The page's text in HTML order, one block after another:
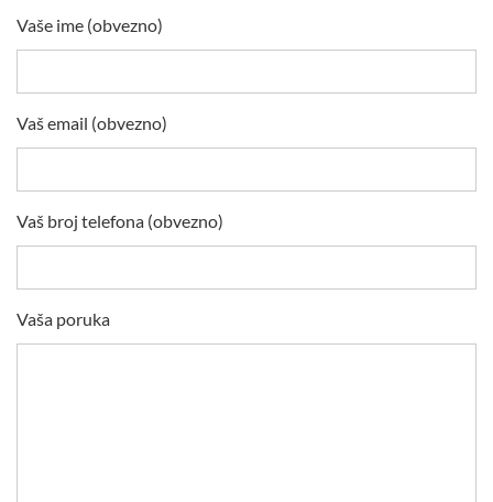
Vaše ime (obvezno)
Vaš email (obvezno)
Vaš broj telefona (obvezno)
Vaša poruka